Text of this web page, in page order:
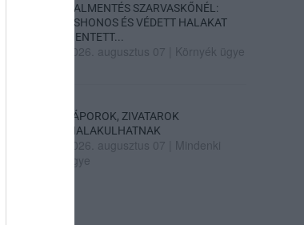
HALMENTÉS SZARVASKŐNÉL:
ŐSHONOS ÉS VÉDETT HALAKAT
MENTETT...
2026. augusztus 07 Környék ügye
ZÁPOROK, ZIVATAROK
KIALAKULHATNAK
2026. augusztus 07
Mindenki
ügye